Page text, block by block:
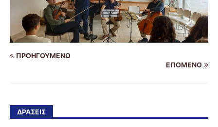
ΠΡΟΗΓΟΎΜΕΝΟ
ΕΠΌΜΕΝΟ
ΔΡΑΣΕΙΣ